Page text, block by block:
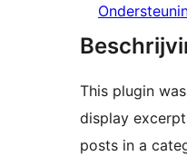
This plugin
display
posts in a